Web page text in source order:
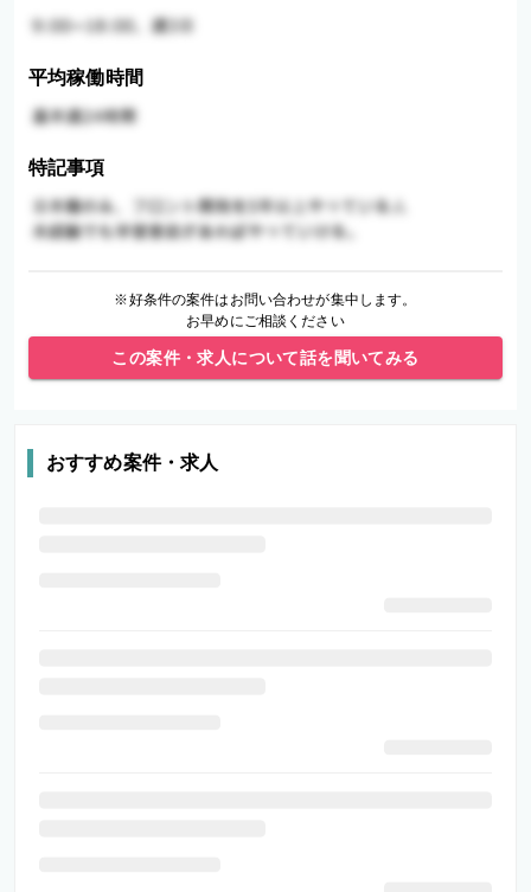
平均稼働時間
特記事項
※好条件の案件はお問い合わせが集中します。
お早めにご相談ください
この案件・求人について話を聞いてみる
おすすめ案件・求人